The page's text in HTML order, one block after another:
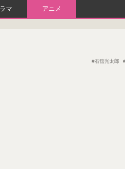
マ アニメ
石舘光太郎